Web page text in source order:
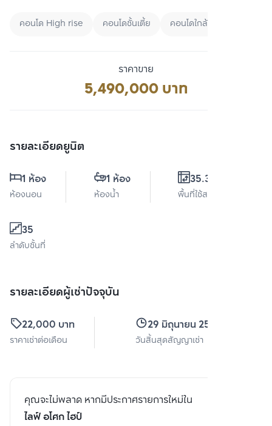
คอนโด High rise คอนโดชั้นเตี้ย คอนโดใกล้ BTS
ราคาขาย
5,490,000 บาท
รายละเอียดยูนิต
1 ห้อง
ห้องนอน
1 ห้อง
ห้องน้ำ
35.33 ตร.ม.
พื้นที่ใช้สอย
35
ลำดับชั้นที่
รายละเอียดผู้เช่าปัจจุบัน
22,000 บาท
ราคาเช่าต่อเดือน
29 มิถุนายน 2570
วันสิ้นสุดสัญญาเช่า
คุณจะไม่พลาด หากมีประกาศรายการใหม่ใน
ไลฟ์ อโศก ไฮป์